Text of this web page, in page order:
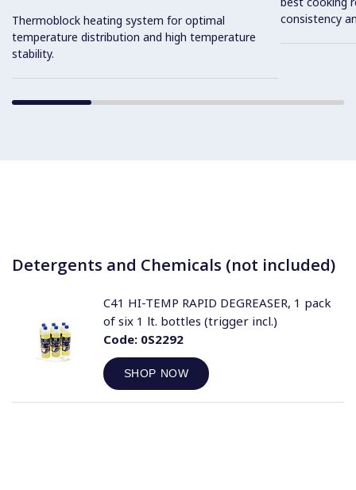
Thermoblock heating system for optimal
temperature distribution and high temperature
stability.
consistency
Detergents and Chemicals (not included)
Code:0S2292
SHOP NOW
C41 HI-TEMP RAPID DEGREASER, 1 pack
of six 1 lt. bottles (trigger incl.)